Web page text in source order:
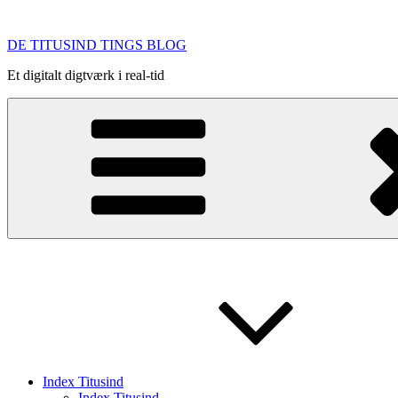
indhold
DE TITUSIND TINGS BLOG
Et digitalt digtværk i real-tid
Index Titusind